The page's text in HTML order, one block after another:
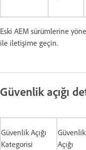
Eski AEM sürümlerine
ile iletişime geçin.
Güvenlik açığı
Güvenlik Açığı
Kategorisi
Güvenlik
Açığı